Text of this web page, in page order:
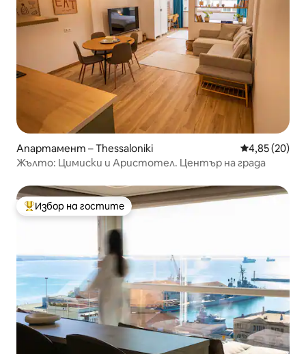
Апартамент – Thessaloniki Средна
4,85 (20)
Жълто: Цимиски и Аристотел. Център на града
Най-популярен избор на гостите
Избор на гостите